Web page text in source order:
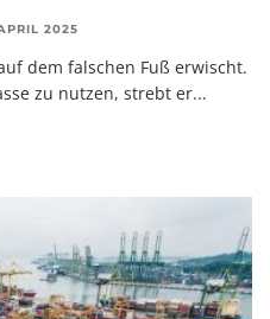
2025
dem falschen Fuß erwischt.
zu nutzen, strebt er...